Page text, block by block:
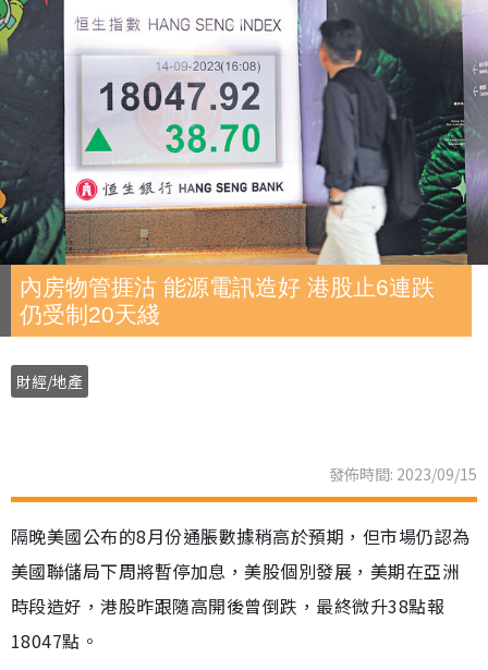
內房物管捱沽 能源電訊造好 港股止6連跌
仍受制20天綫
財經/地產
發佈時間: 2023/09/15
隔晚美國公布的8月份通脹數據稍高於預期，但市場仍認為
美國聯儲局下周將暫停加息，美股個別發展，美期在亞洲
時段造好，港股昨跟隨高開後曾倒跌，最終微升38點報
18047點。